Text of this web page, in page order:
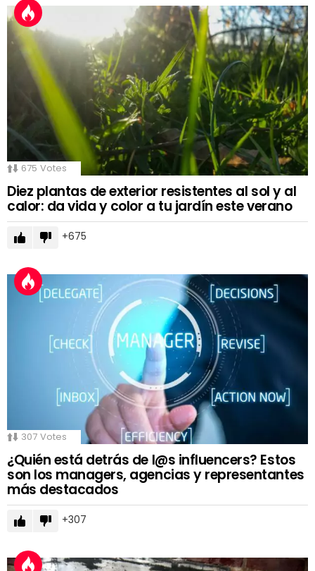
675 Votes
Diez plantas de exterior resistentes al sol y al
calor: da vida y color a tu jardín este verano
675
307 Votes
¿Quién está detrás de l@s influencers? Estos
son los managers, agencias y representantes
más destacados
307